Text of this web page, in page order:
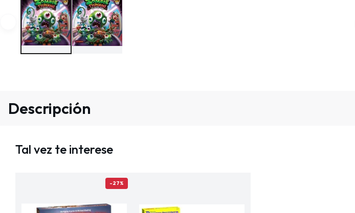
Descripción
Tal vez te interese
-27%